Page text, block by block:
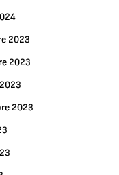
2023
2023
2023